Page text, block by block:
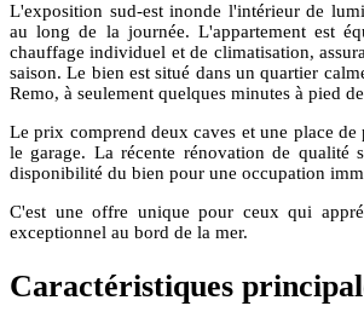
L'exposition sud-est inonde l'intérieur de
au long de la journée. L'appartement est
chauffage individuel et de climatisation,
saison. Le bien est situé dans un quartier
Remo, à seulement quelques minutes à pied
Le prix comprend deux caves et une place
le garage. La récente rénovation de qualité
disponibilité du bien pour une occupation
C'est une offre unique pour ceux qui
exceptionnel au bord de la mer.
Caractéristiques